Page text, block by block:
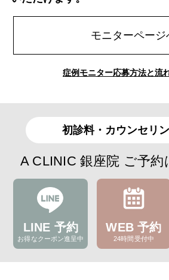
モニターページ
症例モニター応募方法と流
初診料・カウンセリ
A CLINIC 銀座院 ご予約
LINE 予約
お得なクーポン進呈中
WEB 予約
24時間受付中